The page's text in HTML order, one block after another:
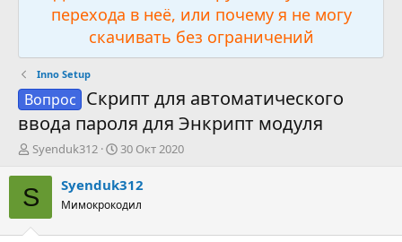
перехода в неё, или почему я не могу
скачивать без ограничений
Inno Setup
Вопрос Скрипт для автоматического
ввода пароля для Энкрипт модуля
А
т
о
т
Syenduk312
Д
т
н
30 Окт 2020
S Syenduk312
Мимокрокодил